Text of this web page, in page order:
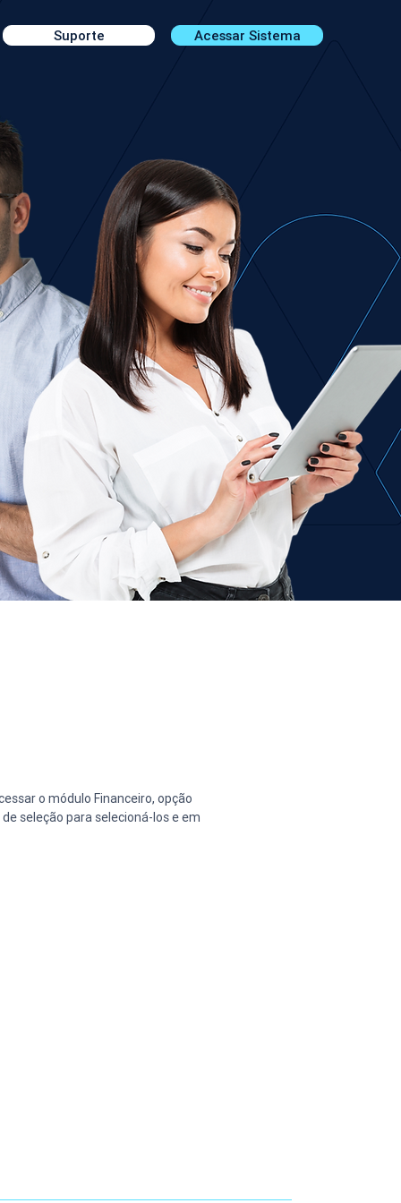
Suporte Acessar Sistema
o módulo Financeiro, opção
seleção para selecioná-los e em